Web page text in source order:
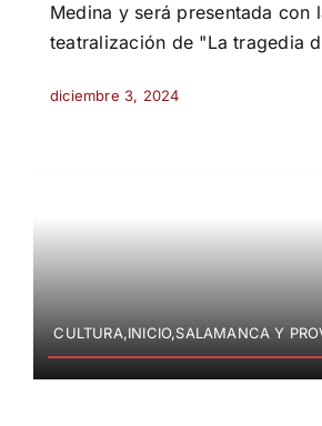
Medina y será presentada con
teatralización de "La tragedia
diciembre 3, 2024
CULTURA,INICIO,SALAMANCA Y